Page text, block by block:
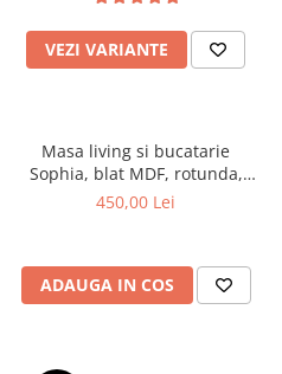
rotunjite, 120x74x75 cm,
wenge
VEZI VARIANTE
Masa living si bucatarie
Sophia, blat MDF, rotunda,
structura lemn masiv, 4
450,00 Lei
ADAUGA IN COS